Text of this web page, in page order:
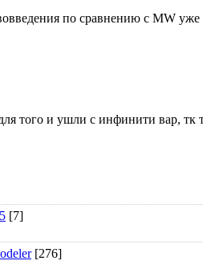
по сравнению с MW уже
того и ушли с инфинити вар,
[7]
[276]